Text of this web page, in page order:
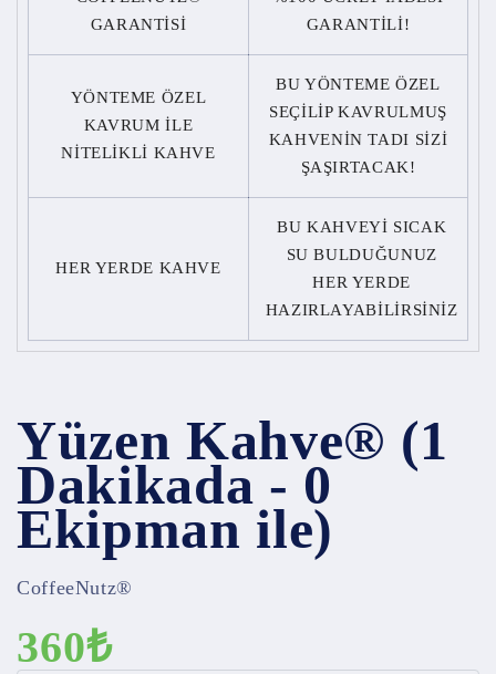
GARANTİSİ
GARANTİLİ!
YÖNTEME ÖZEL
KAVRUM İLE
NİTELİKLİ KAHVE
BU YÖNTEME ÖZEL
SEÇİLİP KAVRULMUŞ
KAHVENİN TADI SİZİ
ŞAŞIRTACAK!
HER YERDE KAHVE
BU KAHVEYİ SICAK
SU BULDUĞUNUZ
HER YERDE
HAZIRLAYABİLİRSİNİZ
Yüzen Kahve® (1
Dakikada - 0
Ekipman ile)
CoffeeNutz®
360₺